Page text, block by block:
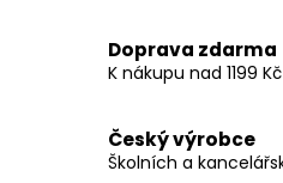
Doprava zdarma
K nákupu nad 1199 Kč
Český výrobce
Školních a